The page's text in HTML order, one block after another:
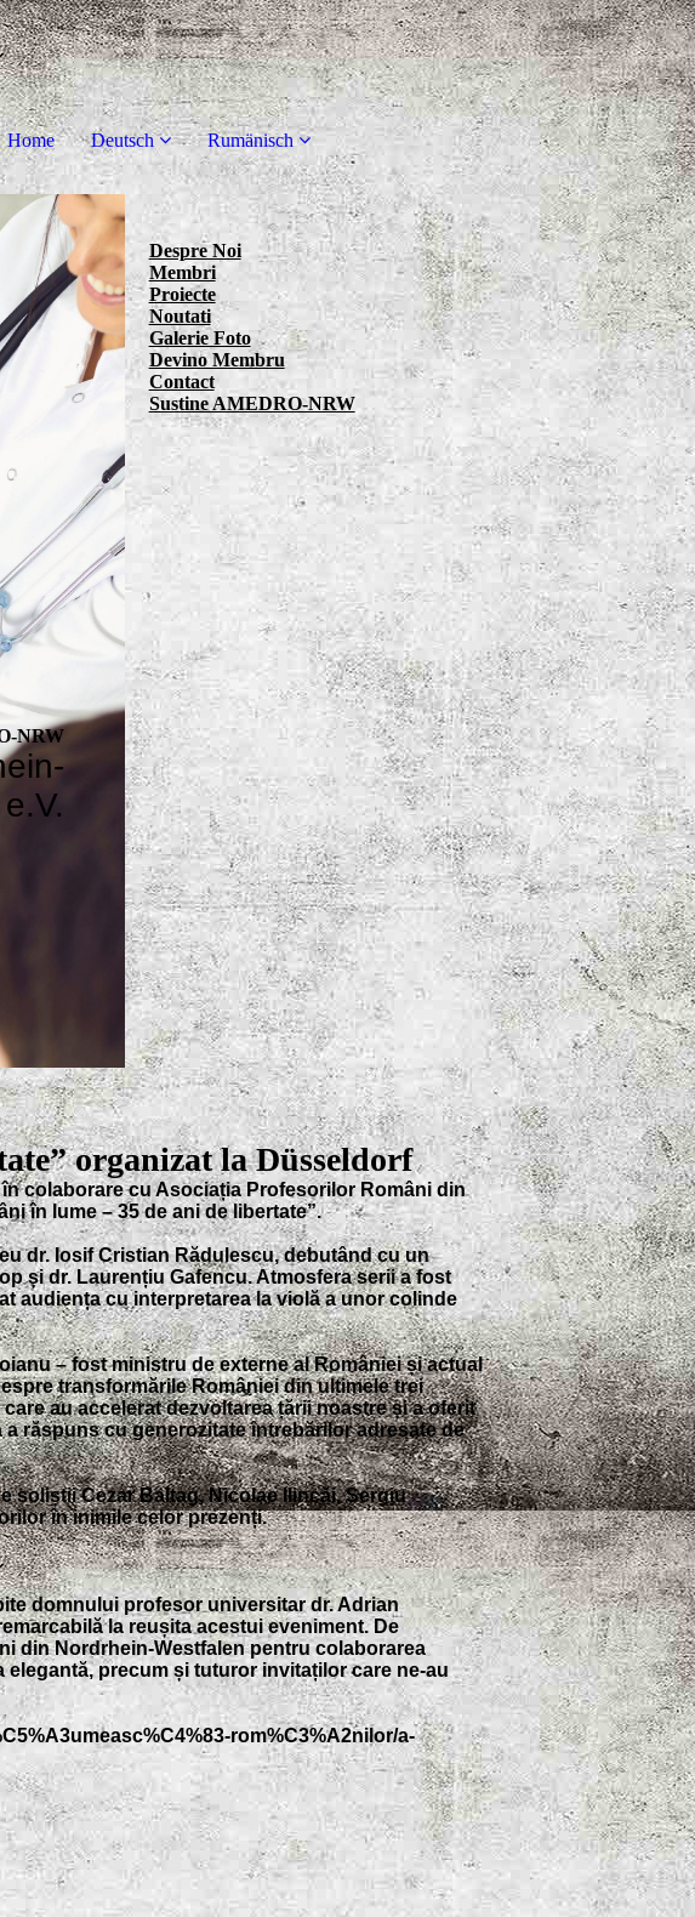
Home Deutsch Rumänisch
NRW
Despre Noi
Membri
Proiecte
Noutati
Galerie Foto
Devino Membru
Contact
Sustine AMEDRO-NRW
organizat la Düsseldorf
colaborare cu Asociația Profesorilor Români din
în lume – 35 de ani de libertate”.
dr. Iosif Cristian Rădulescu, debutând cu un
și dr. Laurențiu Gafencu. Atmosfera serii a fost
audiența cu interpretarea la violă a unor colinde
– fost ministru de externe al României și actual
transformările României din ultimele trei
au accelerat dezvoltarea țării noastre și a oferit
răspuns cu generozitate întrebărilor adresate de
soliștii Cezar Baltag, Nicolae Ilincăi, Sergiu
în inimile celor prezenți.
domnului profesor universitar dr. Adrian
la reușita acestui eveniment. De
din Nordrhein-Westfalen pentru colaborarea
precum și tuturor invitaților care ne-au
rom%C3%A2nilor/a-